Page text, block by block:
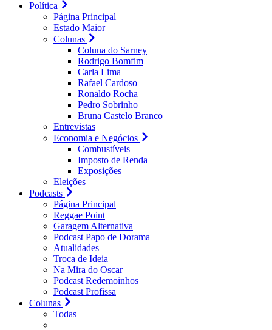
Política
Página Principal
Estado Maior
Colunas
Coluna do Sarney
Rodrigo Bomfim
Carla Lima
Rafael Cardoso
Ronaldo Rocha
Pedro Sobrinho
Bruna Castelo Branco
Entrevistas
Economia e Negócios
Combustíveis
Imposto de Renda
Exposições
Eleições
Podcasts
Página Principal
Reggae Point
Garagem Alternativa
Podcast Papo de Dorama
Atualidades
Troca de Ideia
Na Mira do Oscar
Podcast Redemoinhos
Podcast Profissa
Colunas
Todas